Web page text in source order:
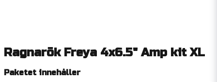
Ragnarök Freya 4x6.5" Amp kit XL
Paketet innehåller